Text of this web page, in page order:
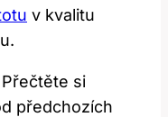
v kvalitu
Přečtěte si
předchozích